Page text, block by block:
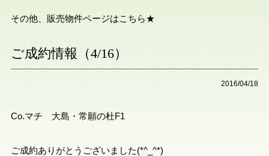
その他、販売物件ページはこちら★
ご成約情報（4/16）
2016/04/18
Co.マチ 大島・常願の杜F1
ご成約ありがとうございました(*^_^*)